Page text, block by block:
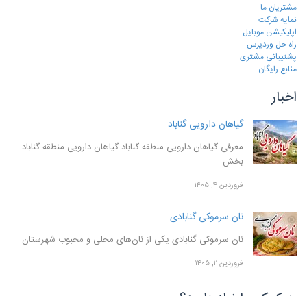
مشتریان ما
نمایه شرکت
اپلیکیشن موبایل
راه حل وردپرس
پشتیبانی مشتری
منابع رایگان
اخبار
گیاهان دارویی گناباد
معرفی گیاهان دارویی منطقه گناباد گیاهان دارویی منطقه گناباد
بخش
فروردین ۴, ۱۴۰۵
نان سرموکی گنابادی
نان سرموکی گنابادی یکی از نان‌های محلی و محبوب شهرستان
فروردین ۲, ۱۴۰۵